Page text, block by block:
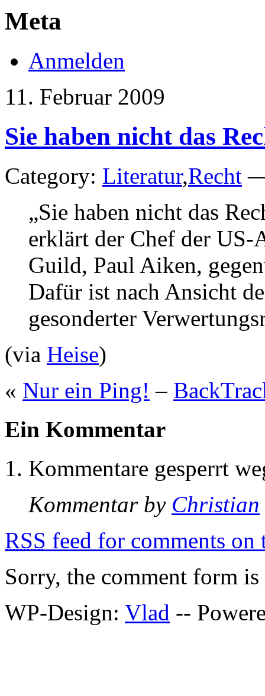
Meta
Anmelden
11. Februar 2009
Sie haben nicht das
Category: Literatur,Recht —
„Sie haben nicht das
erklärt der Chef der
Guild, Paul Aiken,
Dafür ist nach Ansicht
gesonderter
(via Heise)
« Nur ein Ping! –
Ein Kommentar
Kommentare gesperrt
Kommentar by Christian
RSS feed for comments on
Sorry, the comment form
WP-Design: Vlad --